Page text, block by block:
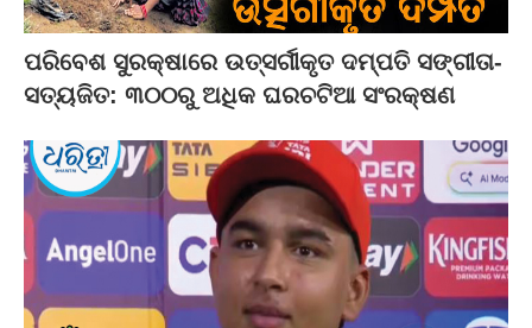
ପରିବେଶ ସୁରକ୍ଷାରେ ଉତ୍ସର୍ଗୀକୃତ ଦମ୍ପତି ସଙ୍ଗୀତା-
ସତ୍ୟଜିତ: ୩୦୦ରୁ ଅଧିକ ଘରଚଟିଆ ସଂରକ୍ଷଣ